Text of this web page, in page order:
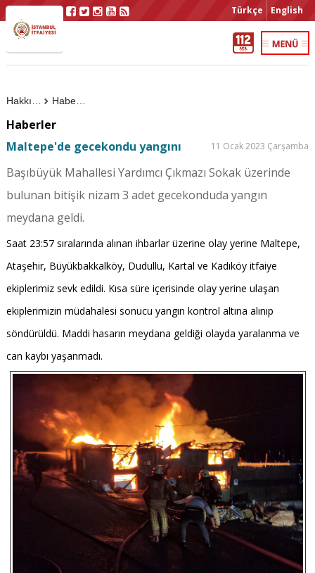
Türkçe English
Haberler
Haberler
Maltepe'de gecekondu yangını
11 Ocak 2023 Çarşamba
Başıbüyük Mahallesi Yardımcı Çıkmazı Sokak üzerinde
bulunan bitişik nizam 3 adet gecekonduda yangın
meydana geldi.
Saat 23:57 sıralarında alınan ihbarlar üzerine olay yerine Maltepe,
Ataşehir, Büyükbakkalköy, Dudullu, Kartal ve Kadıköy itfaiye
ekiplerimiz sevk edildi. Kısa süre içerisinde olay yerine ulaşan
ekiplerimizin müdahalesi sonucu yangın kontrol altına alınıp
söndürüldü. Maddi hasarın meydana geldiği olayda yaralanma ve
can kaybı yaşanmadı.